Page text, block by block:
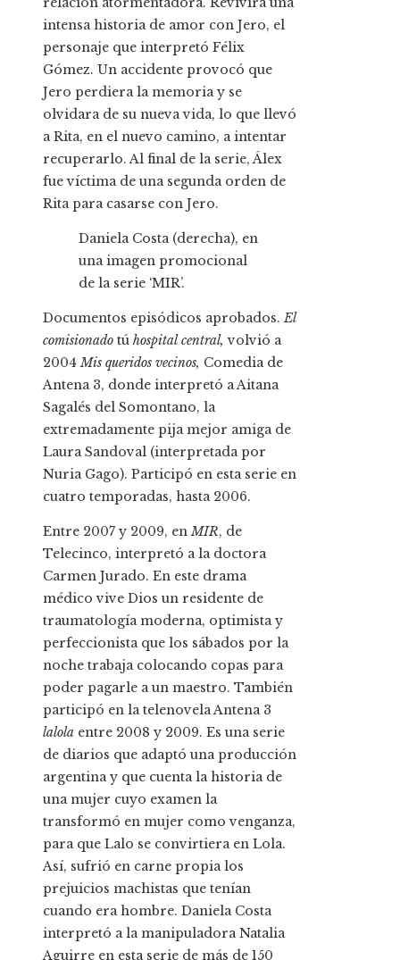
intensa historia de amor con Jero, el
personaje que interpretó Félix
Gómez. Un accidente provocó que
Jero perdiera la memoria y se
olvidara de su nueva vida, lo que llevó
a Rita, en el nuevo camino, a intentar
recuperarlo. Al final de la serie, Álex
fue víctima de una segunda orden de
Rita para casarse con Jero.
Daniela Costa (derecha), en
una imagen promocional
de la serie ‘MIR’.
Documentos episódicos aprobados.El
comisionado tú hospital central, volvió a
2004 Mis queridos vecinos, Comedia de
Antena 3, donde interpretó a Aitana
Sagalés del Somontano, la
extremadamente pija mejor amiga de
Laura Sandoval (interpretada por
Nuria Gago). Participó en esta serie en
cuatro temporadas, hasta 2006.
Entre 2007 y 2009, enMIR, de
Telecinco, interpretó a la doctora
Carmen Jurado. En este drama
médico vive Dios un residente de
traumatología moderna, optimista y
perfeccionista que los sábados por la
noche trabaja colocando copas para
poder pagarle a un maestro. También
participó en la telenovela Antena 3
lalola entre 2008 y 2009. Es una serie
de diarios que adaptó una producción
argentina y que cuenta la historia de
una mujer cuyo examen la
transformó en mujer como venganza,
para que Lalo se convirtiera en Lola.
Así, sufrió en carne propia los
prejuicios machistas que tenían
cuando era hombre. Daniela Costa
interpretó a la manipuladora Natalia
Aguirre en esta serie de más de 150